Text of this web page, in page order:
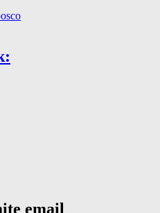
email